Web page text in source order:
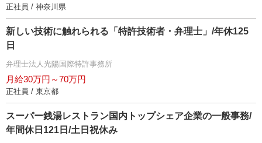
正社員 / 神奈川県
新しい技術に触れられる「特許技術者・弁理士」/年休125
日
弁理士法人光陽国際特許事務所
月給30万円～70万円
正社員 / 東京都
スーパー銭湯レストラン国内トップシェア企業の一般事務/
年間休日121日/土日祝休み